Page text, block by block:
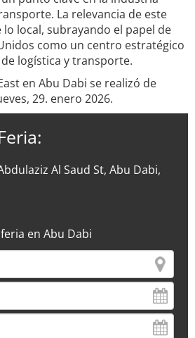
La relevancia de este
lo local, subrayando el papel de
como un centro estratégico
logística y transporte.
en Abu Dabi se realizó de
29. enero 2026.
Al Saud St, Abu Dabi,
en Abu Dabi